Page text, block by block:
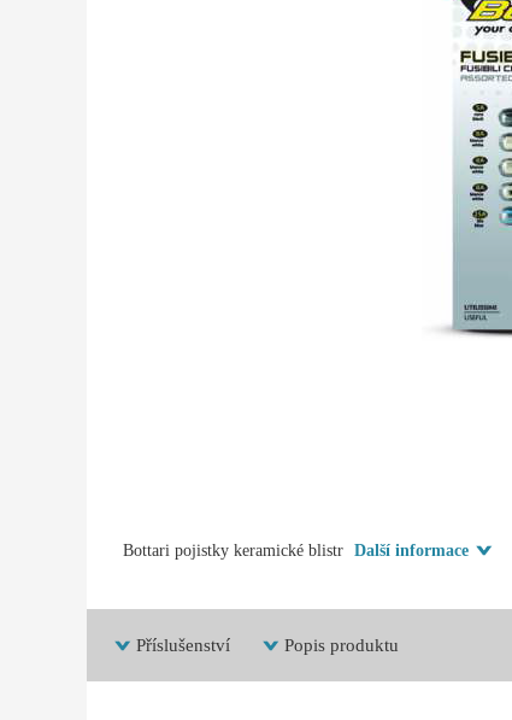
Bottari pojistky keramické blistr Další informace
Příslušenství Popis produktu